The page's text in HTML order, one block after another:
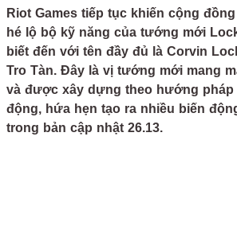
Riot Games tiếp tục khiến cộng
hé lộ bộ kỹ năng của tướng mới
biết đến với tên đầy đủ là Corvin
Tro Tàn. Đây là vị tướng mới mang
và được xây dựng theo hướng
động, hứa hẹn tạo ra nhiều biến
trong bản cập nhật 26.13.